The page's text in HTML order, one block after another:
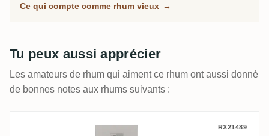
Ce qui compte comme rhum vieux →
Tu peux aussi apprécier
Les amateurs de rhum qui aiment ce rhum ont aussi donné
de bonnes notes aux rhums suivants :
The Antigua Distillery S.B.S 2015 RX21489